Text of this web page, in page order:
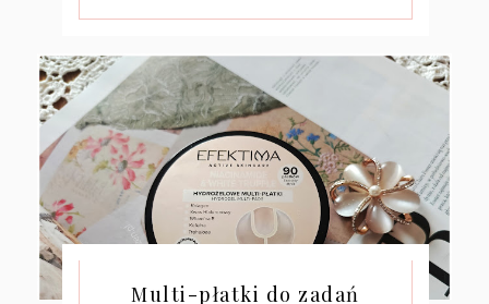
Multi-płatki do zadań